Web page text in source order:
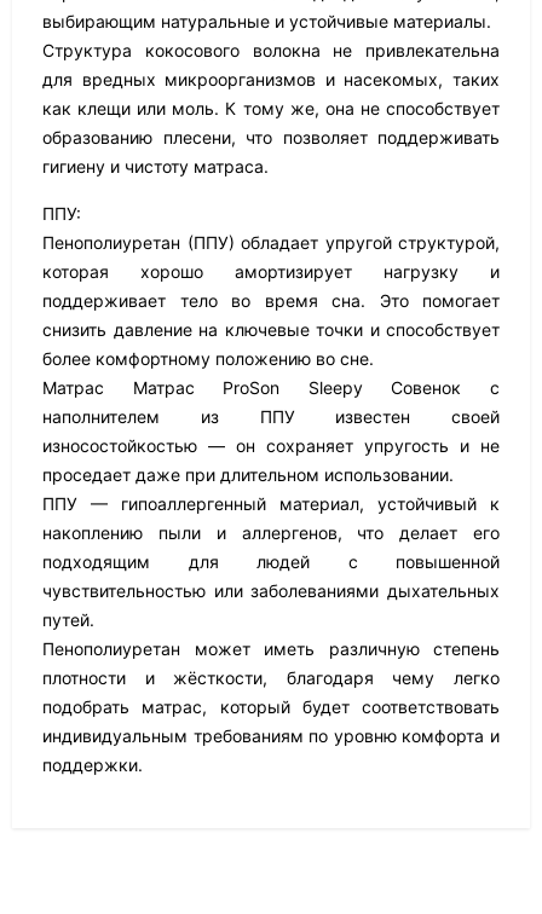
выбирающим натуральные и устойчивые материалы.
Структура кокосового волокна не привлекательна
для вредных микроорганизмов и насекомых, таких
как клещи или моль. К тому же, она не способствует
образованию плесени, что позволяет поддерживать
гигиену и чистоту матраса.
ППУ:
Пенополиуретан (ППУ) обладает упругой структурой,
которая хорошо амортизирует нагрузку и
поддерживает тело во время сна. Это помогает
снизить давление на ключевые точки и способствует
более комфортному положению во сне.
Матрас Матрас ProSon Sleepy Совенок с
наполнителем из ППУ известен своей
износостойкостью — он сохраняет упругость и не
проседает даже при длительном использовании.
ППУ — гипоаллергенный материал, устойчивый к
накоплению пыли и аллергенов, что делает его
подходящим для людей с повышенной
чувствительностью или заболеваниями дыхательных
путей.
Пенополиуретан может иметь различную степень
плотности и жёсткости, благодаря чему легко
подобрать матрас, который будет соответствовать
индивидуальным требованиям по уровню комфорта и
поддержки.